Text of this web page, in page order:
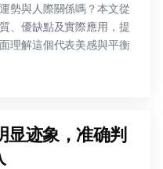
勢與人際關係嗎？本文從
、優缺點及實際應用，提
理解這個代表美感與平衡
显迹象，准确判